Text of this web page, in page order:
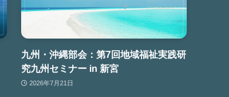
九州・沖縄部会：第7回地域福祉実践研
究九州セミナー in 新宮
2026年7月21日